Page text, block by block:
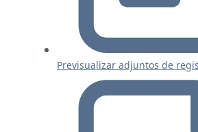
Previsualizar adjuntos de